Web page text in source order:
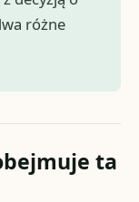
różne
ta